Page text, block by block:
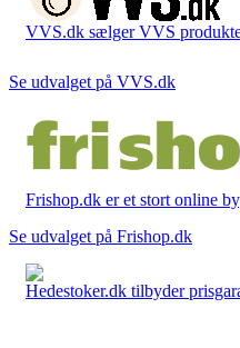
VVS.dk sælger VVS
Se udvalget på VVS.dk
Frishop.dk er et stort online
Se udvalget på Frishop.dk
Hedestoker.dk tilbyder